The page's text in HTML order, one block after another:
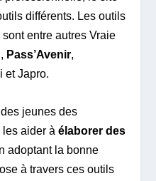
différents. Les outils
entre autres Vraie
Pass’Avenir,
et Japro.
jeunes des
les aider àélaborer des
adoptant la bonne
à travers ces outils